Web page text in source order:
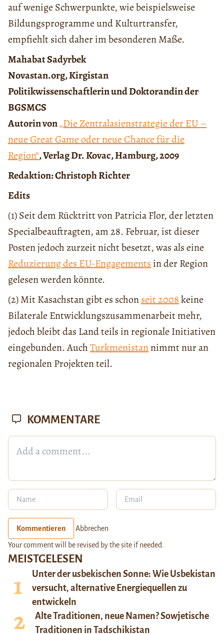
auf wenige Schwerpunkte, wie beispielsweise
Bildungsprogramme und Kulturtransfer,
empfiehlt sich daher im besonderen Maße.
Mahabat Sadyrbek
Novastan.org, Kirgistan
Politikwissenschaftlerin und Doktorandin der
BGSMCS
Autorin von„Die Zentralasienstrategie der EU –
neue Great Game oder neue Chance für die
Region“, Verlag Dr. Kovac, Hamburg, 2009
Redaktion: Christoph Richter
Edits
(1) Seit dem Rücktritt von Patricia Flor, der letzten
Specialbeauftragten, am 28. Februar, ist dieser
Posten jedoch zurzeit nicht besetzt, was als eine
Reduzierung des EU-Engagements in der Region
gelesen werden könnte.
(2) Mit Kasachstan gibt es schonseit 2008keine
Bilaterale Entwicklungszusammenarbeit mehr,
jedoch bleibt das Land teils in regionale Initiativen
eingebunden. AuchTurkmenistannimmt nur an
regionalen Projekten teil.
MEISTGELESEN
Unter der usbekischen Sonne: Wie Usbekistan
versucht, alternative Energiequellen zu
entwickeln
Alte Traditionen, neue Namen? Sowjetische
Traditionen in Tadschikistan
KOMMENTARE
Kommentieren Abbrechen
Your comment will be revised by the site if needed.